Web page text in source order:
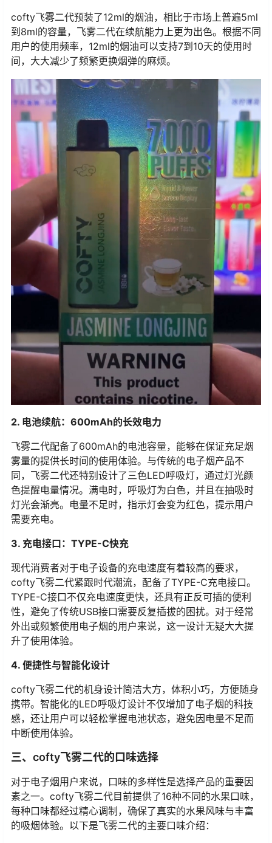
cofty飞雾二代预装了12ml的烟油，相比于市场上普遍5ml
到8ml的容量，飞雾二代在续航能力上更为出色。根据不同
用户的使用频率，12ml的烟油可以支持7到10天的使用时
间，大大减少了频繁更换烟弹的麻烦。
2. 电池续航：600mAh的长效电力
飞雾二代配备了600mAh的电池容量，能够在保证充足烟
雾量的提供长时间的使用体验。与传统的电子烟产品不
同，飞雾二代还特别设计了三色LED呼吸灯，通过灯光颜
色提醒电量情况。满电时，呼吸灯为白色，并且在抽吸时
灯光会渐亮。电量不足时，指示灯会变为红色，提示用户
需要充电。
3. 充电接口：TYPE-C快充
现代消费者对于电子设备的充电速度有着较高的要求，
cofty飞雾二代紧跟时代潮流，配备了TYPE-C充电接口。
TYPE-C接口不仅充电速度更快，还具有正反可插的便利
性，避免了传统USB接口需要反复插拔的困扰。对于经常
外出或频繁使用电子烟的用户来说，这一设计无疑大大提
升了使用体验。
4. 便捷性与智能化设计
cofty飞雾二代的机身设计简洁大方，体积小巧，方便随身
携带。智能化的LED呼吸灯设计不仅增加了电子烟的科技
感，还让用户可以轻松掌握电池状态，避免因电量不足而
中断使用体验。
三、cofty飞雾二代的口味选择
对于电子烟用户来说，口味的多样性是选择产品的重要因
素之一。cofty飞雾二代目前提供了16种不同的水果口味，
每种口味都经过精心调制，确保了真实的水果风味与丰富
的吸烟体验。以下是飞雾二代的主要口味介绍：